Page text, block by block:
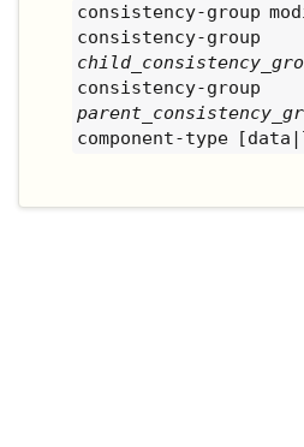
consistency-group
consistency-group
consistency-group
component-type